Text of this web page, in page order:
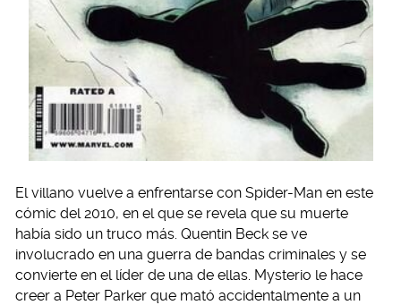
El villano vuelve a enfrentarse con Spider-Man en este
cómic del 2010, en el que se revela que su muerte
había sido un truco más. Quentin Beck se ve
involucrado en una guerra de bandas criminales y se
convierte en el líder de una de ellas. Mysterio le hace
creer a Peter Parker que mató accidentalmente a un